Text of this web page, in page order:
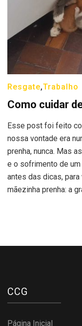
Resgate,Trabalho
Como cuidar
Esse post foi feito
nossa vontade era
prenha, nunca. Mas
e o sofrimento de
antes das dicas,
mãezinha prenha: a
CCG
Página Inicial